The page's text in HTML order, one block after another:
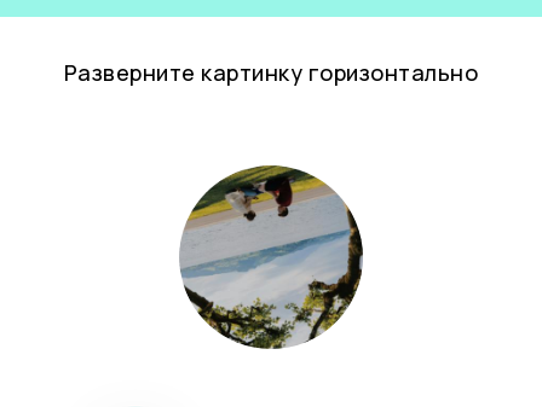
Разверните картинку горизонтально